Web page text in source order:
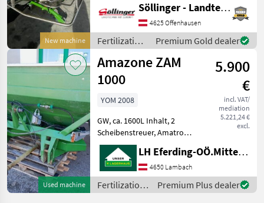
New machine
Pavesi mit Reibkupplung -
910 mm + Behälteraufsatz S
2600 + Schmutzfänger S +
LED-Beleuch
Söllinger - Landtechnik GmbH
4625 Offenhausen
Fertilization
and
irrigation
equipment /
Amazone
Premium Gold dealer
Used machine
Amazone ZAM
1000
5.900
€
incl. VAT/
mediation
5.221,24 €
excl.
YOM 2008
GW, ca. 1600L Inhalt, 2
Scheibenstreuer, Amatron
Steuerung, Beleuchtung,
Limiter links Spreader-type:
Two-disk spreader,
Hydraulic operation,
Boundary spreading equip
LH Eferding-OÖ.Mitte, Lambach
4650 Lambach
Fertilization
and
Premium Plus dealer